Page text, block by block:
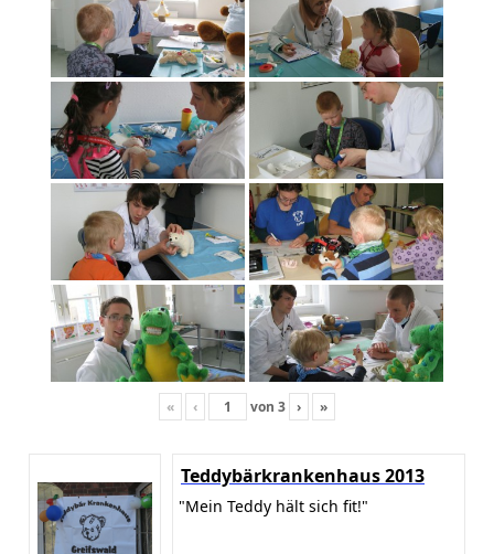
« ‹ von 3 › »
Teddybärkrankenhaus 2013
"Mein Teddy hält sich fit!"